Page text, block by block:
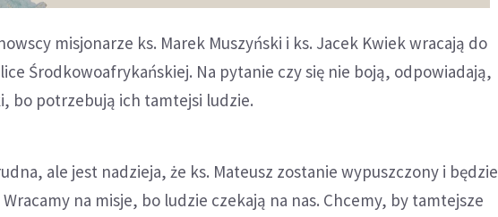
misjonarze ks. Marek Muszyński i ks. Jacek Kwiek wracają do
Środkowoafrykańskiej. Na pytanie czy się nie boją, odpowiadają,
bo potrzebują ich tamtejsi ludzie.
ale jest nadzieja, że ks. Mateusz zostanie wypuszczony i będzie
Wracamy na misje, bo ludzie czekają na nas. Chcemy, by tamtejsze